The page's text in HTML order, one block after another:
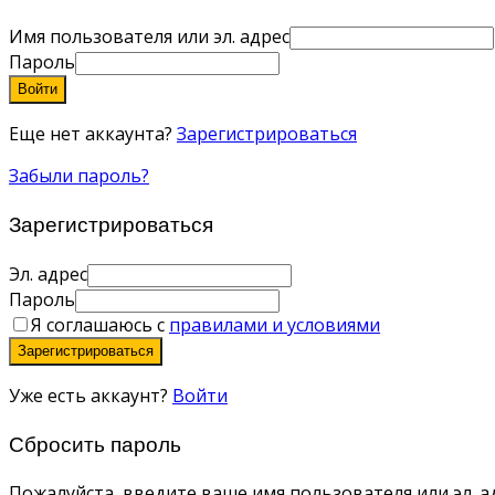
Имя пользователя или эл. адрес
Пароль
Войти
Еще нет аккаунта? Зарегистрироваться
Забыли пароль?
Зарегистрироваться
Эл. адрес
Пароль
Я соглашаюсь с правилами и условиями
Зарегистрироваться
Уже есть аккаунт? Войти
Сбросить пароль